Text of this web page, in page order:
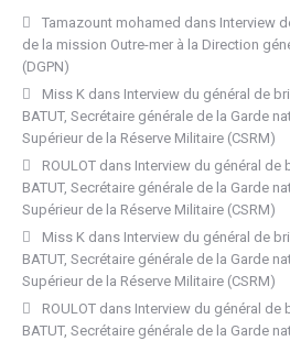
Tamazount mohamed dans Interview
de la mission Outre-mer à la Direction
(DGPN)
Miss K dans Interview du général de
BATUT, Secrétaire générale de la Garde
Supérieur de la Réserve Militaire (CSRM)
ROULOT dans Interview du général de
BATUT, Secrétaire générale de la Garde
Supérieur de la Réserve Militaire (CSRM)
Miss K dans Interview du général de
BATUT, Secrétaire générale de la Garde
Supérieur de la Réserve Militaire (CSRM)
ROULOT dans Interview du général de
BATUT, Secrétaire générale de la Garde